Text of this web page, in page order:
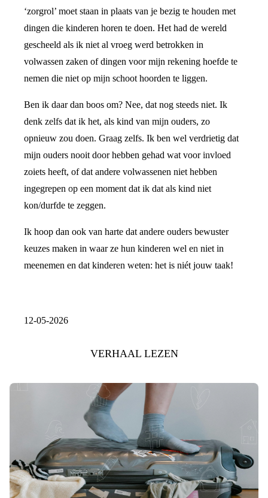
‘zorgrol’ moet staan in plaats van je bezig te houden met
dingen die kinderen horen te doen. Het had de wereld
gescheeld als ik niet al vroeg werd betrokken in
volwassen zaken of dingen voor mijn rekening hoefde te
nemen die niet op mijn schoot hoorden te liggen.
Ben ik daar dan boos om? Nee, dat nog steeds niet. Ik
denk zelfs dat ik het, als kind van mijn ouders, zo
opnieuw zou doen. Graag zelfs. Ik ben wel verdrietig dat
mijn ouders nooit door hebben gehad wat voor invloed
zoiets heeft, of dat andere volwassenen niet hebben
ingegrepen op een moment dat ik dat als kind niet
kon/durfde te zeggen.
Ik hoop dan ook van harte dat andere ouders bewuster
keuzes maken in waar ze hun kinderen wel en niet in
meenemen en dat kinderen weten: het is niét jouw taak!
12-05-2026
VERHAAL LEZEN